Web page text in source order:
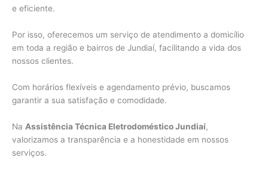
e eficiente.
Por isso, oferecemos um serviço de atendimento a domicílio
em toda a região e bairros de Jundiaí, facilitando a vida dos
nossos clientes.
Com horários flexíveis e agendamento prévio, buscamos
garantir a sua satisfação e comodidade.
Na Assistência Técnica Eletrodoméstico Jundiaí,
valorizamos a transparência e a honestidade em nossos
serviços.